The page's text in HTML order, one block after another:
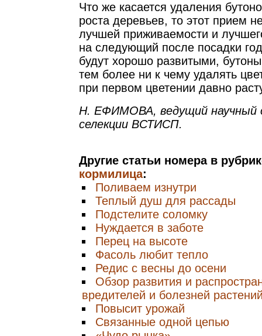
Что же касается удаления
роста деревьев, то этот прием
лучшей приживаемости и
на следующий после посадки
будут хорошо развитыми,
тем более ни к чему удалять
при первом цветении давно
Н. ЕФИМОВА, ведущий научный
селекции ВСТИСП.
Другие статьи номера в
кормилица:
Поливаем изнутри
Теплый душ для рассады
Подстелите соломку
Нуждается в заботе
Перец на высоте
Фасоль любит тепло
Редис с весны до осени
Обзор развития и
вредителей и болезней
Повысит урожай
Связанные одной цепью